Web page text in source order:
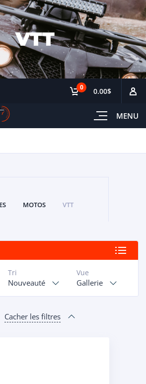
VTT
MENU
0 0.00$
MOTOS VTT
Vue
Gallerie
Tri
Nouveauté
Cacher les filtres